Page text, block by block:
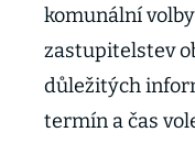
komunální
zastupitelstev
důležitých
termín a čas